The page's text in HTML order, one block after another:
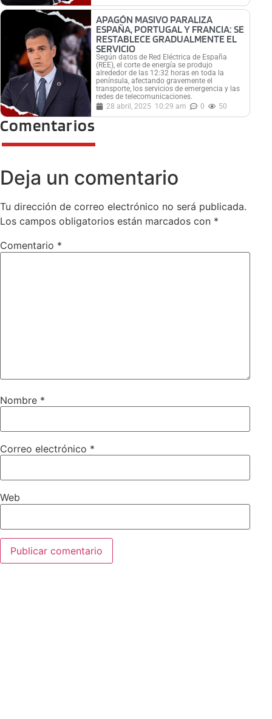
APAGÓN MASIVO PARALIZA
ESPAÑA, PORTUGAL Y FRANCIA: SE
RESTABLECE GRADUALMENTE EL
SERVICIO
Según datos de Red Eléctrica de España
(REE), el corte de energía se produjo
alrededor de las 12:32 horas en toda la
península, afectando gravemente el
transporte, los servicios de emergencia y las
redes de telecomunicaciones.
28 abril, 2025 10:29 am 0 50
Comentarios
Deja un comentario
Tu dirección de correo electrónico no será publicada.
Los campos obligatorios están marcados con *
Comentario *
Nombre *
Correo electrónico *
Web